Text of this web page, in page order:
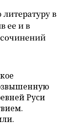
в
ее и в
Руси